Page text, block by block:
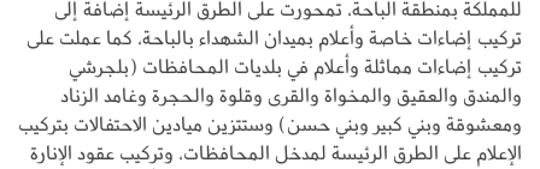
للمملكة بمنطقة الباحة، تمحورت على الطرق الرئيسة إضافة إلى
تركيب إضاءات خاصة وأعلام بميدان الشهداء بالباحة، كما عملت على
تركيب إضاءات مماثلة وأعلام في بلديات المحافظات (بلجرشي
والمندق والعقيق والمخواة والقرى وقلوة والحجرة وغامد الزناد
ومعشوقة وبني كبير وبني حسن) وستتزين ميادين الاحتفالات بتركيب
الإعلام على الطرق الرئيسة لمدخل المحافظات، وتركيب عقود الإنارة